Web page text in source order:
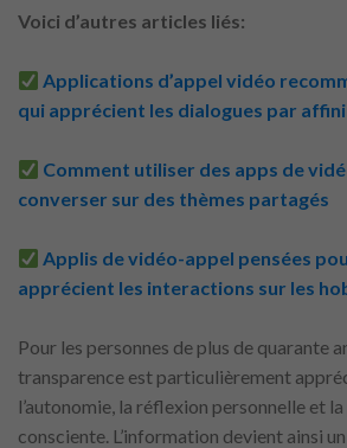
Voici d’autres articles liés:
Applications d’appel vidéo
qui apprécient les dialogues par
Comment utiliser des apps de
converser sur des thèmes partagés
Applis de vidéo-appel pensées
apprécient les interactions sur les
Pour les personnes de plus de quarante
transparence est particulièrement
l’autonomie, la réflexion personnelle et
consciente. L’information devient ainsi